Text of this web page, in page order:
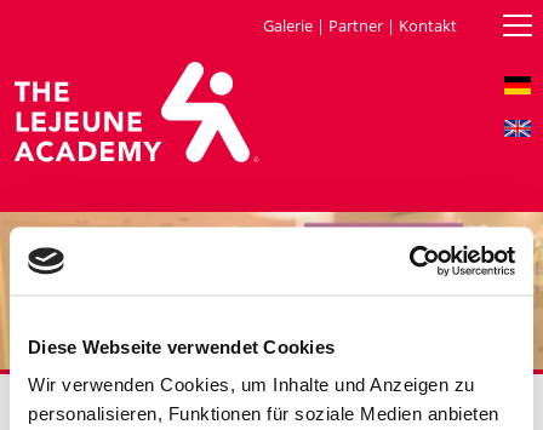
Diese Webseite verwendet Cookies
Wir verwenden Cookies, um Inhalte und Anzeigen zu
personalisieren, Funktionen für soziale Medien anbieten
Galerie| Partner| Kontakt